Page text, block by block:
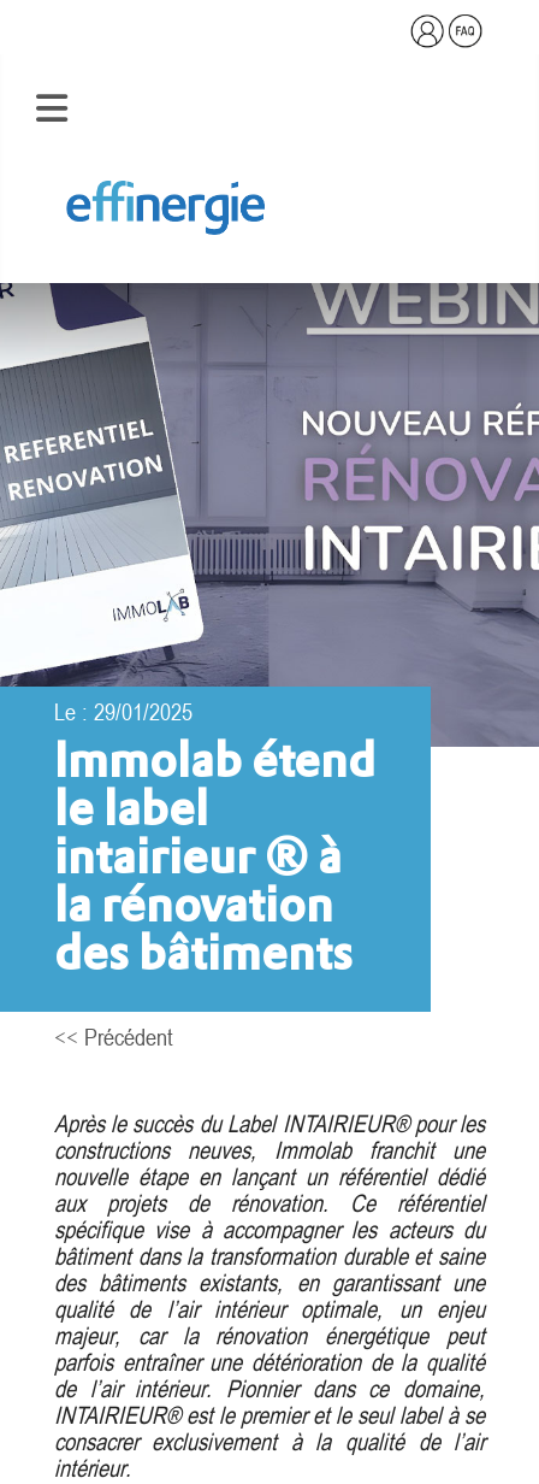
Immolab étend
le label
intairieur ® à
la rénovation
des bâtiments
<< Précédent
Après le succès du Label INTAIRIEUR® pour les
constructions neuves, Immolab franchit une
nouvelle étape en lançant un référentiel dédié
aux projets de rénovation. Ce référentiel
spécifique vise à accompagner les acteurs du
bâtiment dans la transformation durable et saine
des bâtiments existants, en garantissant une
qualité de l’air intérieur optimale, un enjeu
majeur, car la rénovation énergétique peut
parfois entraîner une détérioration de la qualité
de l’air intérieur. Pionnier dans ce domaine,
INTAIRIEUR® est le premier et le seul label à se
consacrer exclusivement à la qualité de l’air
intérieur.
Le : 29/01/2025